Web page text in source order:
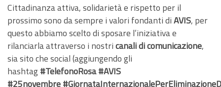
Cittadinanza attiva, solidarietà e rispetto per il
prossimo sono da sempre i valori fondanti diAVIS, per
questo abbiamo scelto di sposare l’iniziativa e
rilanciarla attraverso i nostricanali di comunicazione,
sia sito che social (aggiungendo gli
hashtag#TelefonoRosa#AVIS
#25novembre